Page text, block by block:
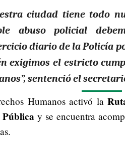
ciudad tiene todo
abuso policial
diario de la Policía
exigimos el estricto
sentenció el
Humanos activó la
Públicay se encuentra